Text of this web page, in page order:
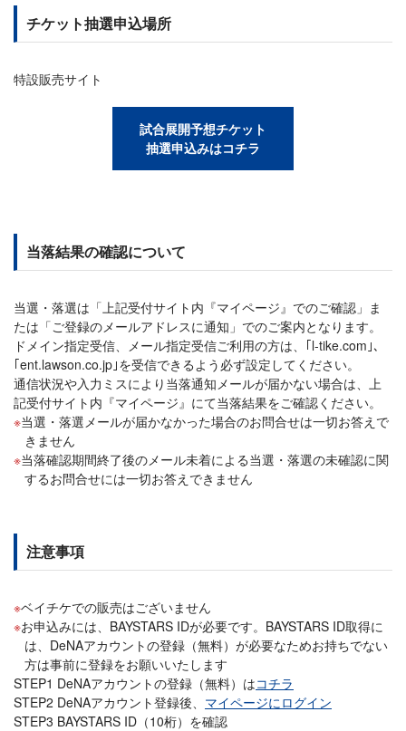
チケット抽選申込場所
特設販売サイト
試合展開予想チケット
抽選申込みはコチラ
当落結果の確認について
当選・落選は「上記受付サイト内『マイページ』でのご確認」ま
たは「ご登録のメールアドレスに通知」でのご案内となります。
ドメイン指定受信、メール指定受信ご利用の方は、｢l-tike.com｣、
｢ent.lawson.co.jp｣を受信できるよう必ず設定してください。
通信状況や入力ミスにより当落通知メールが届かない場合は、上
記受付サイト内『マイページ』にて当落結果をご確認ください。
当選・落選メールが届かなかった場合のお問合せは一切お答えで
きません
当落確認期間終了後のメール未着による当選・落選の未確認に関
するお問合せには一切お答えできません
注意事項
ベイチケでの販売はございません
お申込みには、BAYSTARS IDが必要です。BAYSTARS ID取得に
は、DeNAアカウントの登録（無料）が必要なためお持ちでない
方は事前に登録をお願いいたします
STEP1 DeNAアカウントの登録（無料）はコチラ
STEP2 DeNAアカウント登録後、 マイページにログイン
STEP3 BAYSTARS ID（10桁）を確認